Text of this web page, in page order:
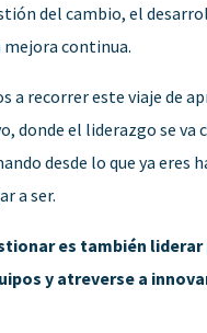
del cambio, el
continua.
a recorrer este viaje de
donde el liderazgo se va
desde lo que ya eres
a ser.
es también liderar
y atreverse a